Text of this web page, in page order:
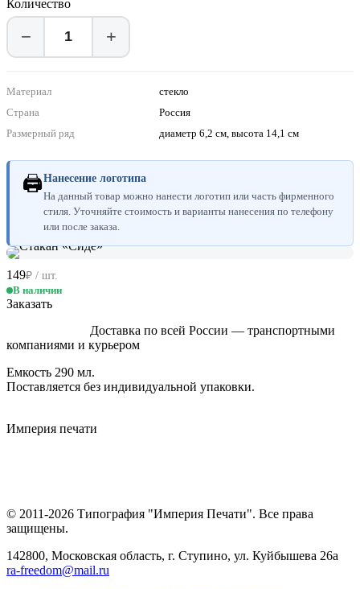
Количество
− +
Материал
стекло
Страна
Россия
Размерный ряд
диаметр 6,2 см, высота 14,1 см
🖨Нанесение логотипа
На данный товар можно нанести логотип или часть фирменного
стиля. Уточняйте стоимость и варианты нанесения по телефону
или после заказа.
149₽ / шт.
В наличии
Заказать
Доставка по всей России — транспортными
компаниями и курьером
Емкость 290 мл.
Поставляется без индивидуальной упаковки.
Империя печати
© 2011-2026 Типография "Империя Печати". Все права
защищены.
142800, Московская область, г. Ступино, ул. Куйбышева 26а
ra-freedom@mail.ru